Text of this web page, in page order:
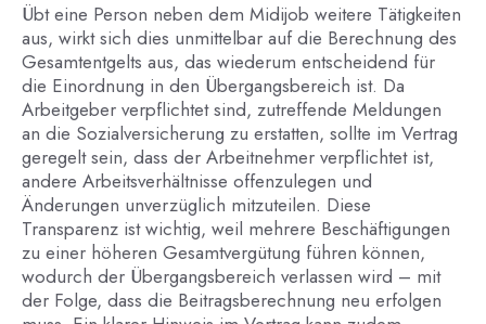
Übt eine Person neben dem Midijob weitere Tätigkeiten
aus, wirkt sich dies unmittelbar auf die Berechnung des
Gesamtentgelts aus, das wiederum entscheidend für
die Einordnung in den Übergangsbereich ist. Da
Arbeitgeber verpflichtet sind, zutreffende Meldungen
an die Sozialversicherung zu erstatten, sollte im Vertrag
geregelt sein, dass der Arbeitnehmer verpflichtet ist,
andere Arbeitsverhältnisse offenzulegen und
Änderungen unverzüglich mitzuteilen. Diese
Transparenz ist wichtig, weil mehrere Beschäftigungen
zu einer höheren Gesamtvergütung führen können,
wodurch der Übergangsbereich verlassen wird – mit
der Folge, dass die Beitragsberechnung neu erfolgen